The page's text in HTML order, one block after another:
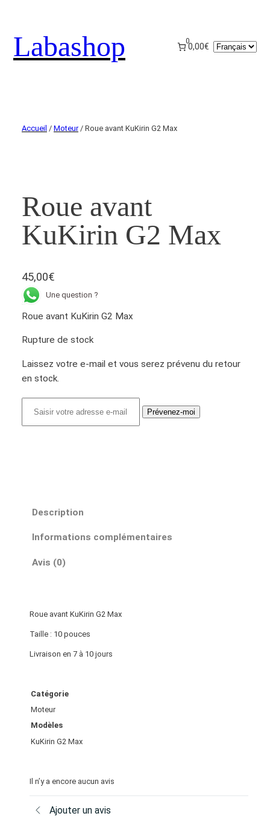
Labashop 0
0,00€
Choisir
Accueil / Moteur/ Roue avant KuKirin G2 Max
Roue avant
KuKirin G2 Max
45,00€
Une question ?
Roue avant KuKirin G2 Max
Rupture de stock
Laissez votre e-mail et vous serez prévenu du retour
en stock.
Prévenez-moi
Description
Informations complémentaires
Avis (0)
Roue avant KuKirin G2 Max
Taille : 10 pouces
Livraison en 7 à 10 jours
Catégorie
Moteur
Modèles
KuKirin G2 Max
Il n’y a encore aucun avis
Ajouter un avis